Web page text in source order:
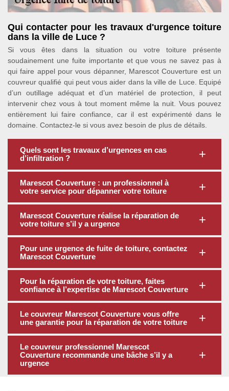
Qui contacter pour les travaux d'urgence toiture
dans la ville de Luce ?
Si vous êtes dans la situation ou votre toiture présente
soudainement une fuite importante et que vous ne savez pas à
qui faire appel pour vous dépanner, Marescot Couverture est un
couvreur qualifié qui peut vous aider dans la ville de Luce. Equipé
d’un outillage adéquat et d’un matériel de protection, il peut
intervenir chez vous à tout moment même la nuit. Vous pouvez
entièrement lui faire confiance, car il est expérimenté dans le
domaine. Contactez-le si vous avez besoin de plus de détails.
Quels sont les travaux d’urgences en cas
d’infiltration ?
Marescot Couverture : un professionnel à
votre service pour dépanner votre toiture
Marescot Couverture réalise la réparation de
votre toiture s’il y a urgence
Pour une urgence de fuite de toiture, contactez
Marescot Couverture
Pour la réparation de votre toiture, faites
confiance à l’expertise de Marescot Couverture
Le couvreur Marescot Couverture vous offre
une garantie pour la réparation de votre toiture
Le couvreur professionnel Marescot
Couverture recommande une bâche s’il y a
urgence